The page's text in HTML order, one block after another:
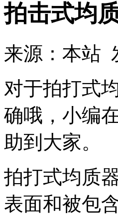
拍击式均
来源：本站
对于拍打式
确哦，小编
助到大家。
拍打式均质
表面和被包